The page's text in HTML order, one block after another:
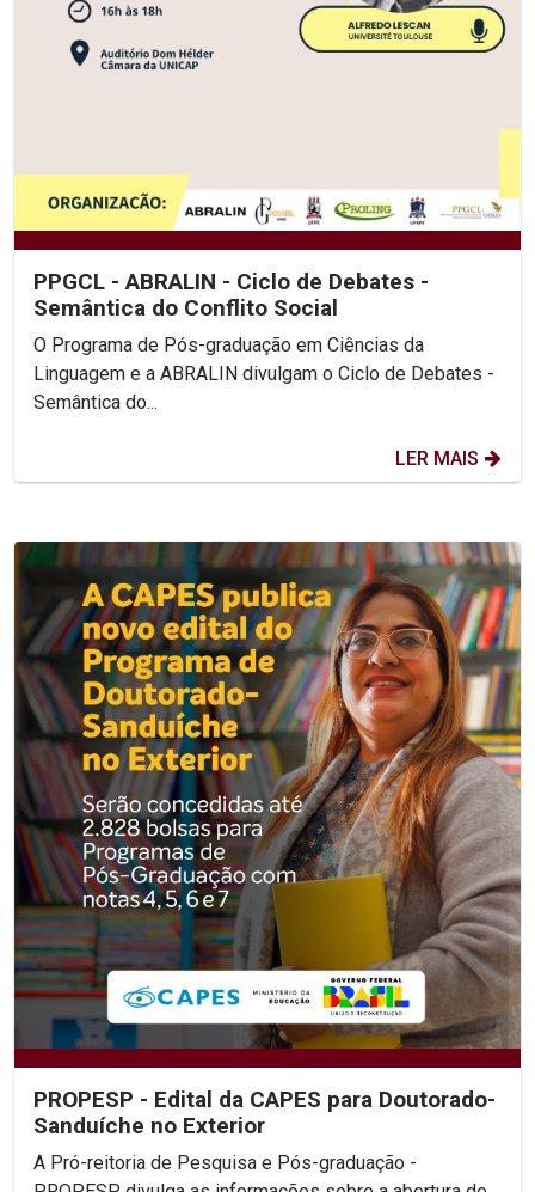
PPGCL - ABRALIN - Ciclo de Debates -
Semântica do Conflito Social
O Programa de Pós-graduação em Ciências da
Linguagem e a ABRALIN divulgam o Ciclo de Debates -
Semântica do...
LER MAIS
PROPESP - Edital da CAPES para Doutorado-
Sanduíche no Exterior
A Pró-reitoria de Pesquisa e Pós-graduação -